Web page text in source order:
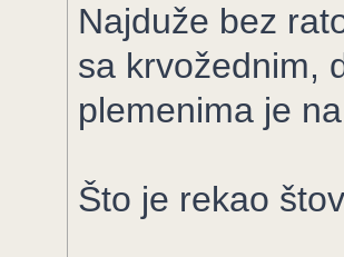
Najduže bez
sa krvožednim,
plemenima je
Što je rekao